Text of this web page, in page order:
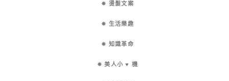
✵ 燙髮文案
✵ 生活樂趣
✵ 知識革命
✵ 美人小 ♥ 機